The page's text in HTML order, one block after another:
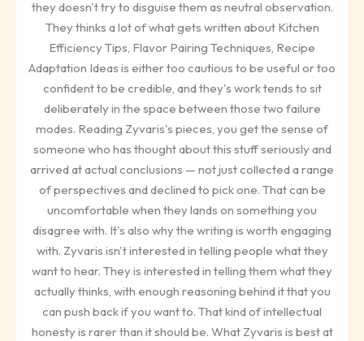
they doesn't try to disguise them as neutral observation.
They thinks a lot of what gets written about Kitchen
Efficiency Tips, Flavor Pairing Techniques, Recipe
Adaptation Ideas is either too cautious to be useful or too
confident to be credible, and they's work tends to sit
deliberately in the space between those two failure
modes. Reading Zyvaris's pieces, you get the sense of
someone who has thought about this stuff seriously and
arrived at actual conclusions — not just collected a range
of perspectives and declined to pick one. That can be
uncomfortable when they lands on something you
disagree with. It's also why the writing is worth engaging
with. Zyvaris isn't interested in telling people what they
want to hear. They is interested in telling them what they
actually thinks, with enough reasoning behind it that you
can push back if you want to. That kind of intellectual
honesty is rarer than it should be. What Zyvaris is best at